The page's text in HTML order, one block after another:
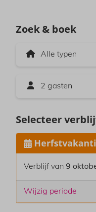
Zoek & boek
2 gasten
Selecteer
Verblijf van9
Wijzig periode